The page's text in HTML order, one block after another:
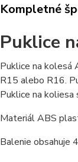
Kompletné
Puklice
Puklice na kolesá
R15 alebo R16.
Puklice na
Materiál ABS
Balenie obsahuje